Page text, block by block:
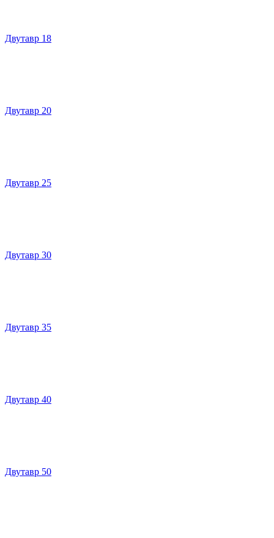
Двутавр 18
Двутавр 20
Двутавр 25
Двутавр 30
Двутавр 35
Двутавр 40
Двутавр 50